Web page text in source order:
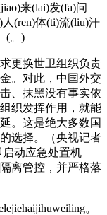
来(lai)发(fa)问
人(ren)体(ti)流(liu)汗
(。)
更换世卫组织负责
。对此，中国外交
、抹黑没有事实依
织发挥作用，就能
。这是绝大多数国
选择。（央视记者
动应急处置机
离管控，并严格落
。